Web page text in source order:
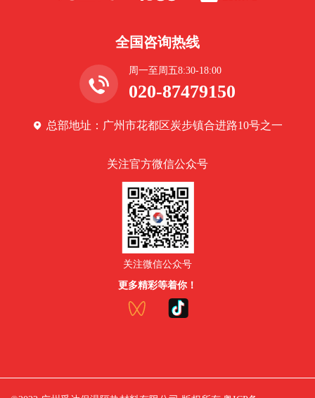
全国咨询热线
周一至周五8:30-18:00
020-87479150
总部地址：广州市花都区炭步镇合进路10号之一
关注官方微信公众号
关注微信公众号
更多精彩等着你！